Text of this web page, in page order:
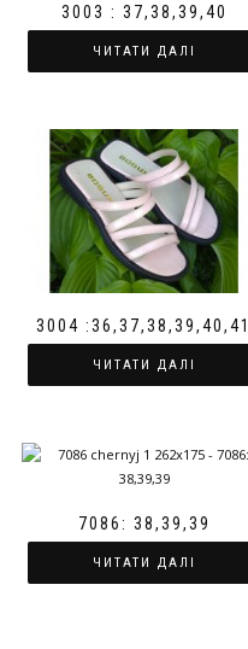
3003 : 37,38,39,40
ЧИТАТИ ДАЛІ
3004 :36,37,38,39,40,41
ЧИТАТИ ДАЛІ
7086: 38,39,39
ЧИТАТИ ДАЛІ